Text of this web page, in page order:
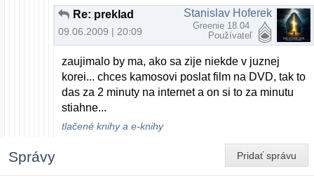
Re: preklad
09.06.2009 | 20:09
Stanislav Hoferek
Greenie 18.04
Používateľ
zaujimalo by ma, ako sa zije niekde v juznej
korei... chces kamosovi poslat film na DVD, tak to
das za 2 minuty na internet a on si to za minutu
stiahne...
tlačené knihy a e-knihy
Pridať správu
Správy